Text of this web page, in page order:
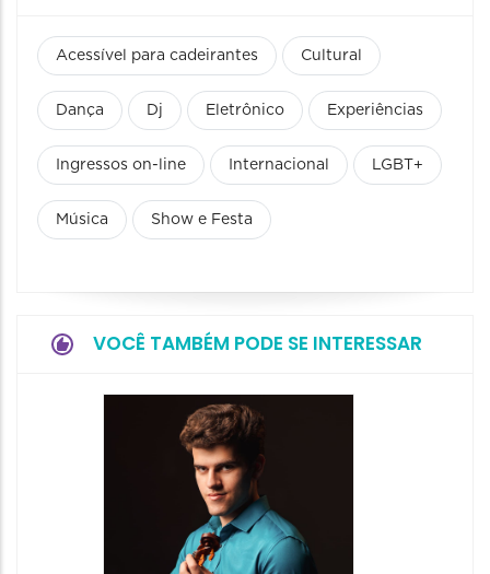
Acessível para cadeirantes Cultural
Dança Dj Eletrônico Experiências
Ingressos on-line Internacional LGBT+
Música Show e Festa
VOCÊ TAMBÉM PODE SE INTERESSAR